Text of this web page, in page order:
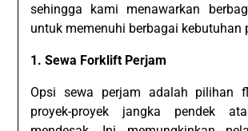
sehingga kami menawarkan
untuk memenuhi berbagai kebutuhan
1. Sewa Forklift Perjam
Opsi sewa perjam adalah pilihan
proyek-proyek jangka pendek